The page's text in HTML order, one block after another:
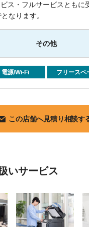
ス・フルサービスともに
なります。
その他
電源/Wi-Fi フリースペ
この店舗へ見積り相談す
いサービス